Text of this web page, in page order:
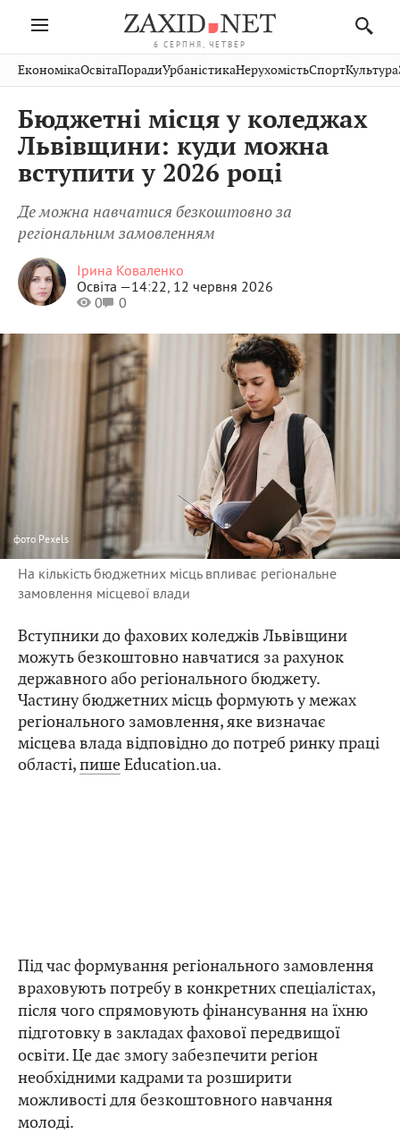
6 СЕРПНЯ, ЧЕТВЕР
Івано-
Франківськ
Волинь
Закарпаття
Рівне
Шептицький
Стрий
Хмельницький
Вінниця
Публікації
Авто СловкоКультура
Кіно
Дім СпортКраєзнавство
ФотоОсвітаНерухомість
Домашні
ЕкономікаОсвітаПорадиУрбаністикаНерухомістьСпортКультура
Бюджетні місця у коледжах
Львівщини: куди можна
вступити у 2026 році
Де можна навчатися безкоштовно за
регіональним замовленням
Ірина Коваленко
Освіта —14:22, 12 червня 2026
0
0
фото Рехеls
На кількість бюджетних місць впливає регіональне
замовлення місцевої влади
Вступники до фахових коледжів Львівщини
можуть безкоштовно навчатися за рахунок
державного або регіонального бюджету.
Частину бюджетних місць формують у межах
регіонального замовлення, яке визначає
місцева влада відповідно до потреб ринку праці
області,пишеEducation.ua.
Під час формування регіонального замовлення
враховують потребу в конкретних спеціалістах,
після чого спрямовують фінансування на їхню
підготовку в закладах фахової передвищої
освіти. Це дає змогу забезпечити регіон
необхідними кадрами та розширити
можливості для безкоштовного навчання
молоді.